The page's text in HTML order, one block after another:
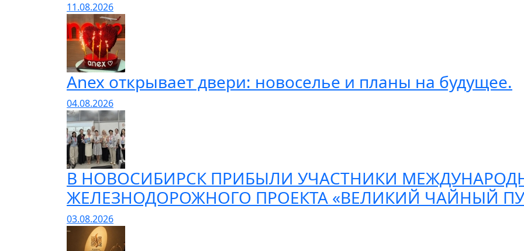
11.08.2026
Anex открывает двери: новоселье и планы на будущее.
04.08.2026
В НОВОСИБИРСК ПРИБЫЛИ УЧАСТНИКИ
ЖЕЛЕЗНОДОРОЖНОГО ПРОЕКТА «ВЕЛИКИЙ ЧАЙНЫЙ
03.08.2026